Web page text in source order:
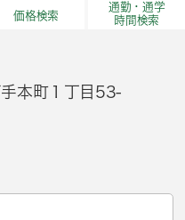
価格検索
通勤・通学
時間検索
本町１丁目53-